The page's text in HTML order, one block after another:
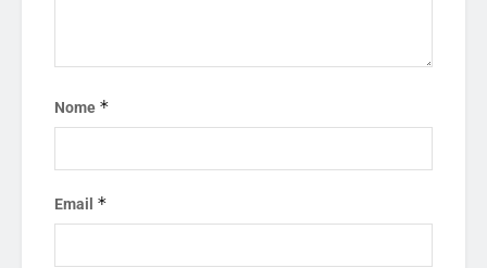
Nome *
Email *